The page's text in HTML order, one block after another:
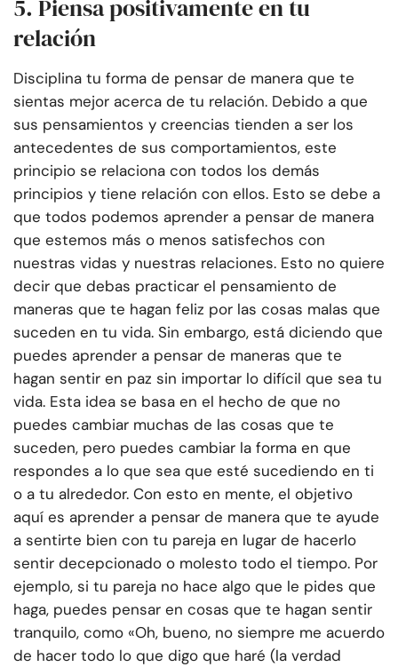
5. Piensa positivamente en tu
relación
Disciplina tu forma de pensar de manera que te
sientas mejor acerca de tu relación. Debido a que
sus pensamientos y creencias tienden a ser los
antecedentes de sus comportamientos, este
principio se relaciona con todos los demás
principios y tiene relación con ellos. Esto se debe a
que todos podemos aprender a pensar de manera
que estemos más o menos satisfechos con
nuestras vidas y nuestras relaciones. Esto no quiere
decir que debas practicar el pensamiento de
maneras que te hagan feliz por las cosas malas que
suceden en tu vida. Sin embargo, está diciendo que
puedes aprender a pensar de maneras que te
hagan sentir en paz sin importar lo difícil que sea tu
vida. Esta idea se basa en el hecho de que no
puedes cambiar muchas de las cosas que te
suceden, pero puedes cambiar la forma en que
respondes a lo que sea que esté sucediendo en ti
o a tu alrededor. Con esto en mente, el objetivo
aquí es aprender a pensar de manera que te ayude
a sentirte bien con tu pareja en lugar de hacerlo
sentir decepcionado o molesto todo el tiempo. Por
ejemplo, si tu pareja no hace algo que le pides que
haga, puedes pensar en cosas que te hagan sentir
tranquilo, como «Oh, bueno, no siempre me acuerdo
de hacer todo lo que digo que haré (la verdad